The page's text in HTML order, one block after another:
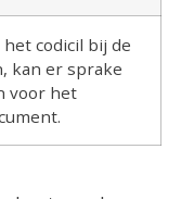
het codicil bij de
kan er sprake
voor het